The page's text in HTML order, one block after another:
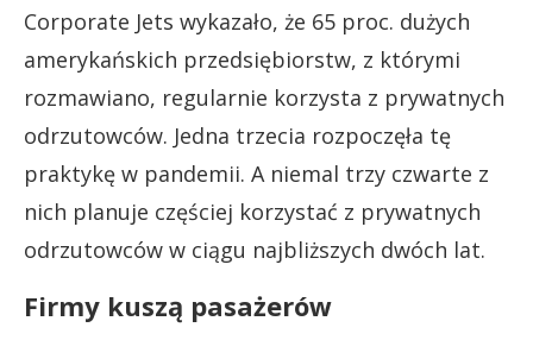
Corporate Jets wykazało, że 65 proc. dużych
amerykańskich przedsiębiorstw, z którymi
rozmawiano, regularnie korzysta z prywatnych
odrzutowców. Jedna trzecia rozpoczęła tę
praktykę w pandemii. A niemal trzy czwarte z
nich planuje częściej korzystać z prywatnych
odrzutowców w ciągu najbliższych dwóch lat.
Firmy kuszą pasażerów